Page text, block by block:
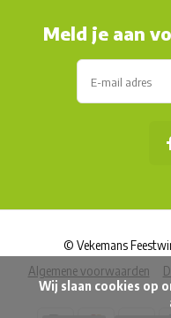
Meld je aan
Algemene voorwaarden
© Vekemans